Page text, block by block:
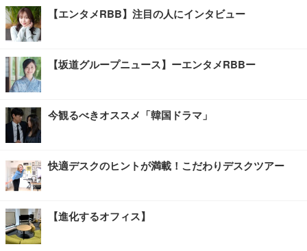
【エンタメRBB】注目の人にインタビュー
【坂道グループニュース】ーエンタメRBBー
今観るべきオススメ「韓国ドラマ」
快適デスクのヒントが満載！こだわりデスクツアー
【進化するオフィス】